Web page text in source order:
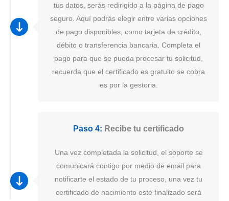
tus datos, serás redirigido a la página de pago
seguro. Aquí podrás elegir entre varias opciones
de pago disponibles, como tarjeta de crédito,
débito o transferencia bancaria. Completa el
pago para que se pueda procesar tu solicitud,
recuerda que el certificado es gratuito se cobra
es por la gestoria.
Paso 4: Recibe tu certificado
Una vez completada la solicitud, el soporte se
comunicará contigo por medio de email para
notificarte el estado de tu proceso, una vez tu
certificado de nacimiento esté finalizado será